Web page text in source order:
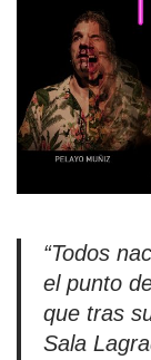
“Todos
el punto
que tras
Sala